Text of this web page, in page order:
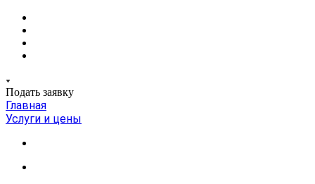
Подать заявку
Главная
Услуги и цены